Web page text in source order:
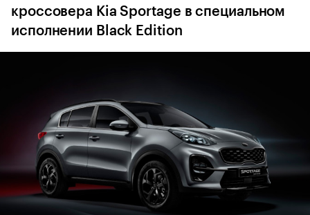
кроссовера Kia Sportage в специальном
исполнении Black Edition